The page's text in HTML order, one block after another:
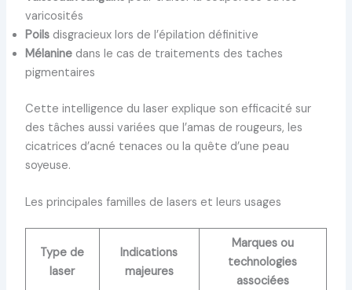
varicosités
Poilsdisgracieux lors de l’épilation définitive
Mélaninedans le cas de traitements des taches
pigmentaires
Cette intelligence du laser explique son efficacité sur
des tâches aussi variées que l’amas de rougeurs, les
cicatrices d’acné tenaces ou la quête d’une peau
soyeuse.
Les principales familles de lasers et leurs usages
Type de
laser
Indications
majeures
Marques ou
technologies
associées